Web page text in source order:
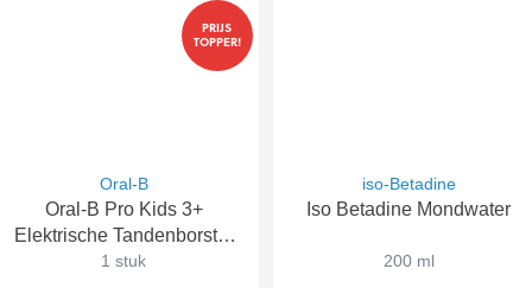
PRIJS
TOPPER!
Oral-B
Oral-B Pro Kids 3+
Elektrische Tandenborstel
Frozen
1 stuk
iso-Betadine
Iso Betadine Mondwater
200 ml